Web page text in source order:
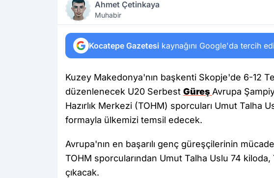
Ahmet Çetinkaya
Muhabir
Kocatepe Gazetesi kaynağını Google'da tercih
Kuzey Makedonya'nın başkenti Skopje'de 6-12
düzenlenecek U20 Serbest Güreş Avrupa
Hazırlık Merkezi (TOHM) sporcuları Umut Talha
formayla ülkemizi temsil edecek.
Avrupa'nın en başarılı genç güreşçilerinin
TOHM sporcularından Umut Talha Uslu 74
çıkacak.